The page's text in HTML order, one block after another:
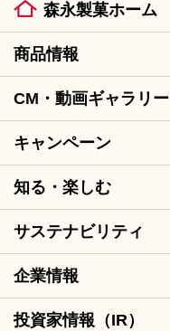
森永製菓ホーム
商品情報
CM・動画ギャラリー
キャンペーン
知る・楽しむ
サステナビリティ
企業情報
投資家情報（IR）